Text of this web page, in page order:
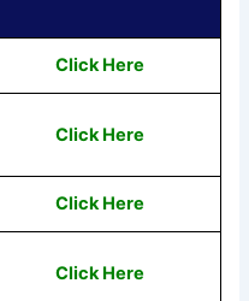
Click Here
Click Here
Click Here
Click Here